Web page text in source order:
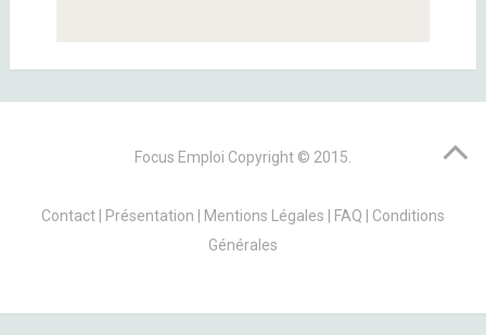
Focus Emploi Copyright © 2015.
Contact Présentation Mentions Légales FAQ
Conditions
Générales